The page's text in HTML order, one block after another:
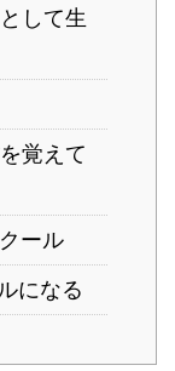
して生
覚えて
ール
になる